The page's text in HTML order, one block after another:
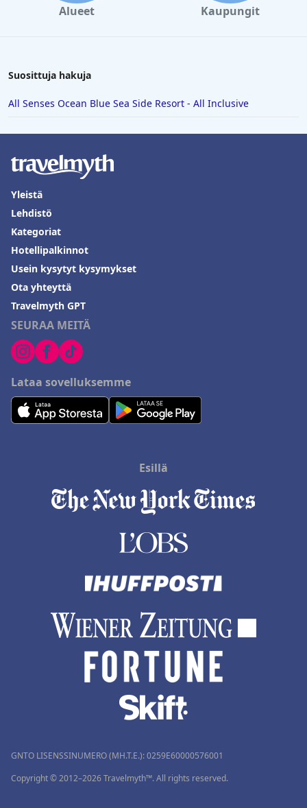
Alueet Kaupungit
Suosittuja hakuja
All Senses Ocean Blue Sea Side Resort - All Inclusive
SEURAA MEITÄ
Lataa sovelluksemme
Yleistä
Lehdistö
Kategoriat
Hotellipalkinnot
Usein kysytyt kysymykset
Ota yhteyttä
Travelmyth GPT
Esillä
GNTO LISENSSINUMERO (MH.T.E.): 0259Ε60000576001
Copyright © 2012–2026 Travelmyth™. All rights reserved.